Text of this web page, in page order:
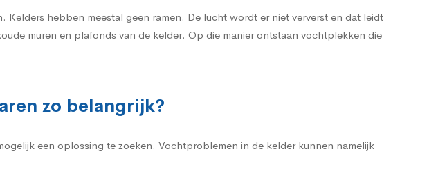
hebben meestal geen ramen. De lucht wordt er niet ververst en dat leidt
muren en plafonds van de kelder. Op die manier ontstaan vochtplekken die
zo belangrijk?
een oplossing te zoeken. Vochtproblemen in de kelder kunnen namelijk